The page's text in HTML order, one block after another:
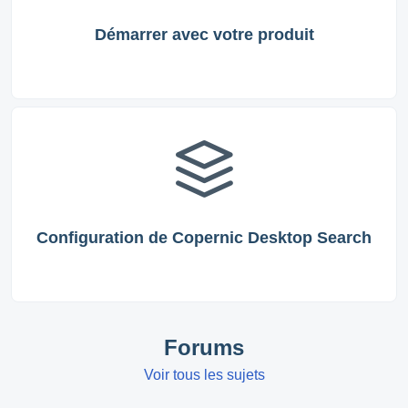
Démarrer avec votre produit
Configuration de Copernic Desktop Search
Forums
Voir tous les sujets